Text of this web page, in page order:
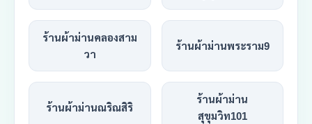
ร้านผ้าม่านคลองสาม
วา
ร้านผ้าม่านพระราม9
ร้านผ้าม่านณริณสิริ
ร้านผ้าม่าน
สุขุมวิท101